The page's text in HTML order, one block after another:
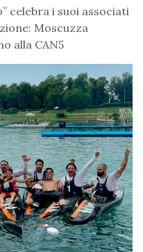
celebra i suoi associati
Moscuzza
alla CAN5